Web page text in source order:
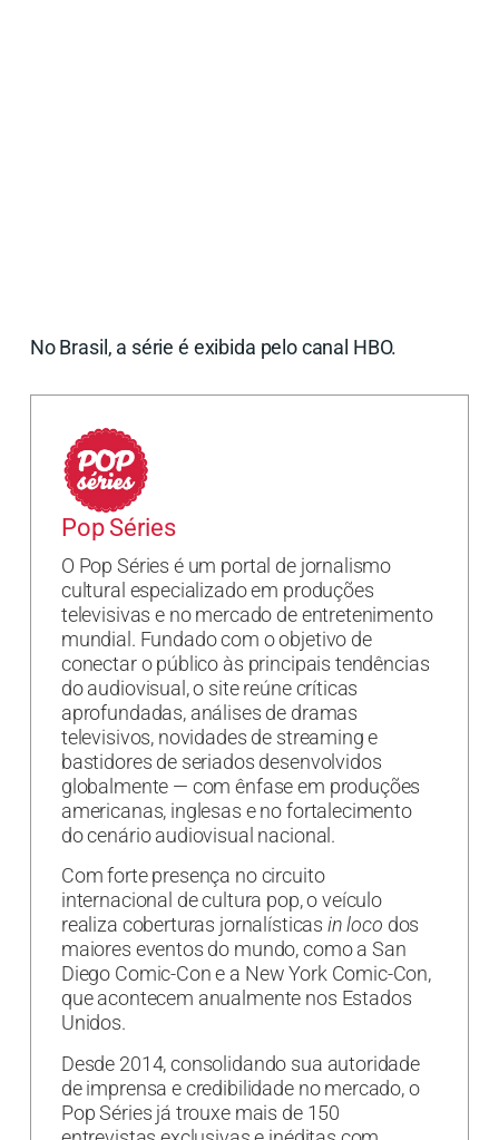
No Brasil, a série é exibida pelo canal HBO.
Pop Séries
O Pop Séries é um portal de jornalismo
cultural especializado em produções
televisivas e no mercado de entretenimento
mundial. Fundado com o objetivo de
conectar o público às principais tendências
do audiovisual, o site reúne críticas
aprofundadas, análises de dramas
televisivos, novidades de streaming e
bastidores de seriados desenvolvidos
globalmente — com ênfase em produções
americanas, inglesas e no fortalecimento
do cenário audiovisual nacional.
Com forte presença no circuito
internacional de cultura pop, o veículo
realiza coberturas jornalísticas in loco dos
maiores eventos do mundo, como a San
Diego Comic-Con e a New York Comic-Con,
que acontecem anualmente nos Estados
Unidos.
Desde 2014, consolidando sua autoridade
de imprensa e credibilidade no mercado, o
Pop Séries já trouxe mais de 150